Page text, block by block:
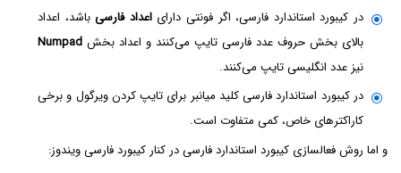
در کیبورد استاندارد فارسی، اگر فونتی دارایاعداد فارسیباشد، اعداد
بالای بخش حروف عدد فارسی تایپ می‌کنند و اعداد بخش Numpad
نیز عدد انگلیسی تایپ می‌کنند.
در کیبورد استاندارد فارسی کلید میانبر برای تایپ کردن ویرگول و برخی
کاراکترهای خاص، کمی متفاوت است.
و اما روش فعالسازی کیبورد استاندارد فارسی در کنار کیبورد فارسی ویندوز: